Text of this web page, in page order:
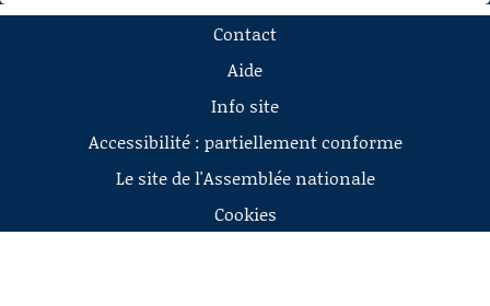
AIDE À LA DÉCOUPE
Contact
Aide
Info site
Accessibilité : partiellement conforme
Le site de l'Assemblée nationale
Cookies